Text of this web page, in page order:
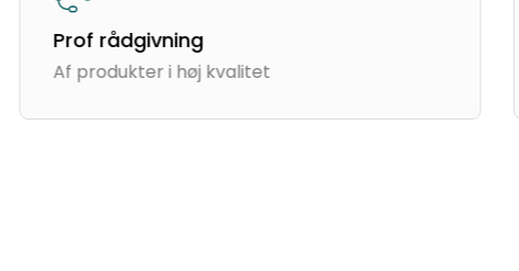
Prof rådgivning
Af produkter i høj kvalitet